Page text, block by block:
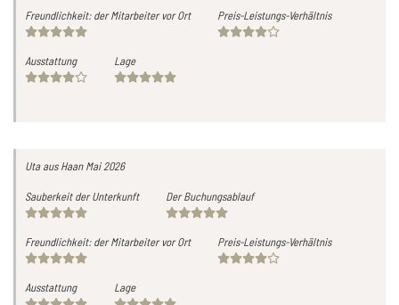
Freundlichkeit: der Mitarbeiter vor Ort Preis-Leistungs-Verhältnis
Ausstattung Lage
Utaaus Haan Mai 2026
Sauberkeit der Unterkunft Der Buchungsablauf
Freundlichkeit: der Mitarbeiter vor Ort Preis-Leistungs-Verhältnis
Ausstattung Lage